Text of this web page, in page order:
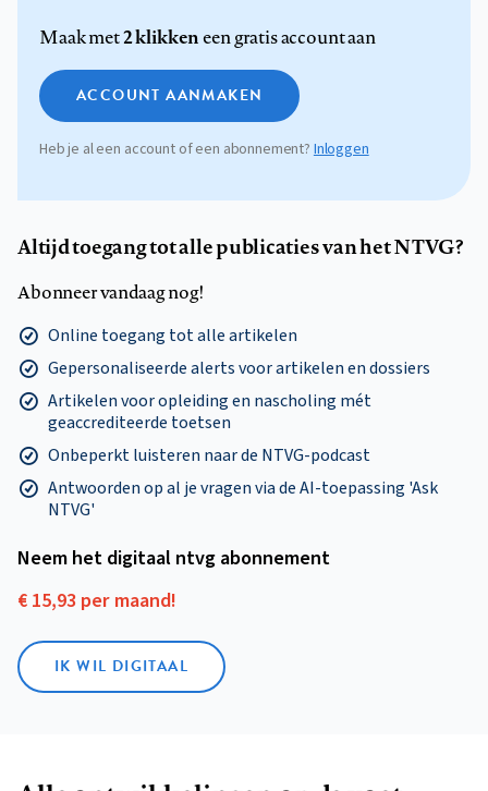
Maak met2 klikkeneen gratis account aan
ACCOUNT AANMAKEN
Heb je al een account of een abonnement?Inloggen
Altijd toegang tot alle publicaties van het NTVG?
Abonneer vandaag nog!
Online toegang tot alle artikelen
Gepersonaliseerde alerts voor artikelen en dossiers
Artikelen voor opleiding en nascholing mét
geaccrediteerde toetsen
Onbeperkt luisteren naar de NTVG-podcast
Antwoorden op al je vragen via de AI-toepassing 'Ask
NTVG'
Neem het digitaal ntvg abonnement
€ 15,93 per maand!
IK WIL DIGITAAL